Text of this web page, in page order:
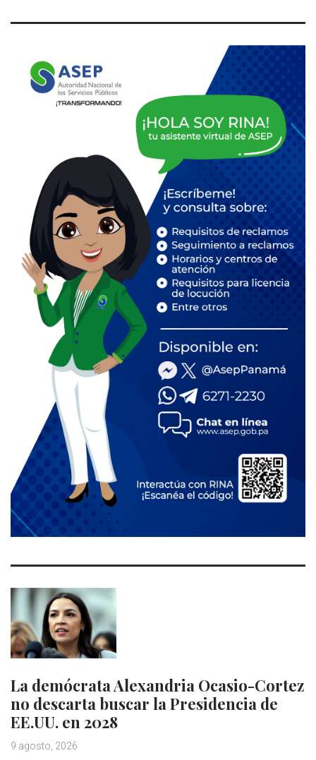
La demócrata Alexandria Ocasio-Cortez
no descarta buscar la Presidencia de
EE.UU. en 2028
9 agosto, 2026